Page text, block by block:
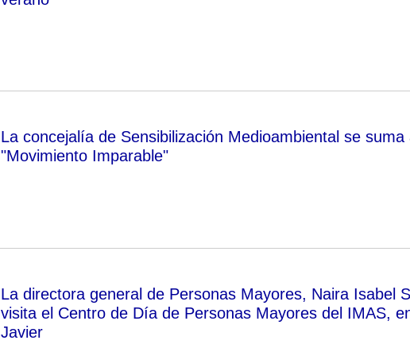
La concejalía de Sensibilización Medioambiental se suma
"Movimiento Imparable"
La directora general de Personas Mayores, Naira Isabel
visita el Centro de Día de Personas Mayores del IMAS,
Javier